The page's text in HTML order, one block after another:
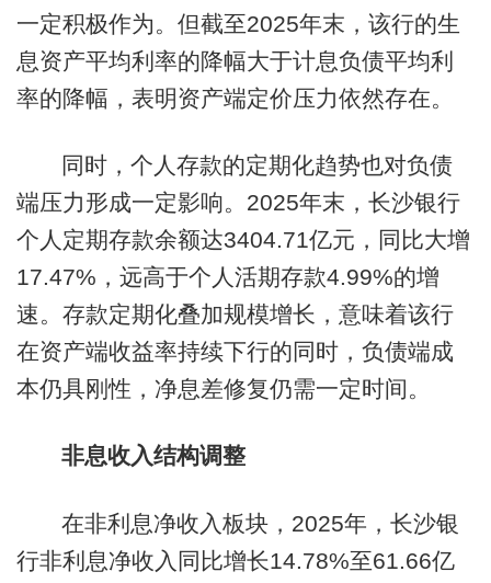
一定积极作为。但截至2025年末，该行的生
息资产平均利率的降幅大于计息负债平均利
率的降幅，表明资产端定价压力依然存在。
同时，个人存款的定期化趋势也对负债
端压力形成一定影响。2025年末，长沙银行
个人定期存款余额达3404.71亿元，同比大增
17.47%，远高于个人活期存款4.99%的增
速。存款定期化叠加规模增长，意味着该行
在资产端收益率持续下行的同时，负债端成
本仍具刚性，净息差修复仍需一定时间。
非息收入结构调整
在非利息净收入板块，2025年，长沙银
行非利息净收入同比增长14.78%至61.66亿